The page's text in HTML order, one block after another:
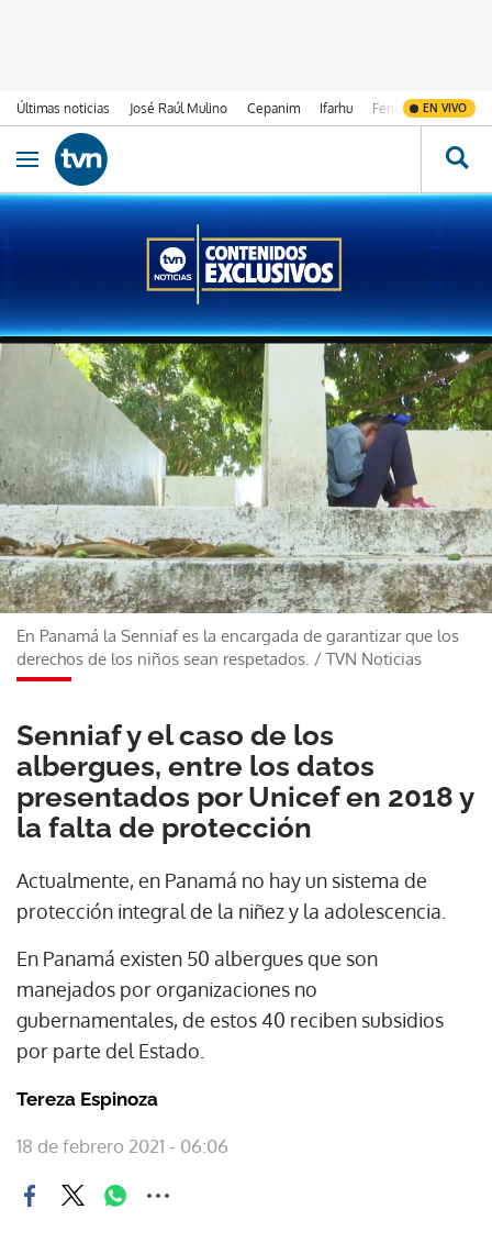
Últimas noticias José Raúl Mulino Cepanim Ifarhu Fenómeno de El
EN VIVO
Ir al contenido
Obrir navegació
Senniaf y el caso de los
albergues, entre los datos
presentados por Unicef en 2018 y
la falta de protección
Actualmente, en Panamá no hay un sistema de
protección integral de la niñez y la adolescencia.
En Panamá existen 50 albergues que son
manejados por organizaciones no
gubernamentales, de estos 40 reciben subsidios
por parte del Estado.
En Panamá la Senniaf es la encargada de garantizar que los
derechos de los niños sean respetados. / TVN Noticias
Tereza Espinoza
18 de febrero 2021 - 06:06